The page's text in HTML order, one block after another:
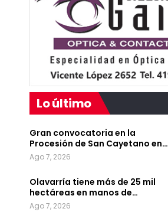
Lo último
Gran convocatoria en la
Procesión de San Cayetano en…
Ago 7, 2026
Olavarría tiene más de 25 mil
hectáreas en manos de…
Ago 7, 2026